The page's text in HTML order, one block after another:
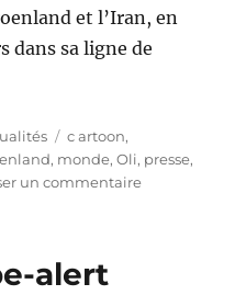
et l’Iran, en
dans sa ligne de
Étiquettes
c artoon,
, monde,Oli, presse,
un commentairesur
alert